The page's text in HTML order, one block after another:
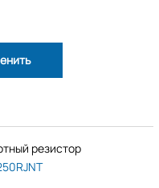
резистор